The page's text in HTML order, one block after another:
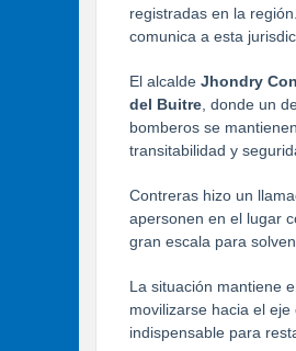
registradas en la
comunica a esta
El alcalde Jhondry
del Buitre , donde un
bomberos se
transitabilidad y
Contreras hizo un
apersonen en el lugar
gran escala para
La situación mantiene
movilizarse hacia el
indispensable para